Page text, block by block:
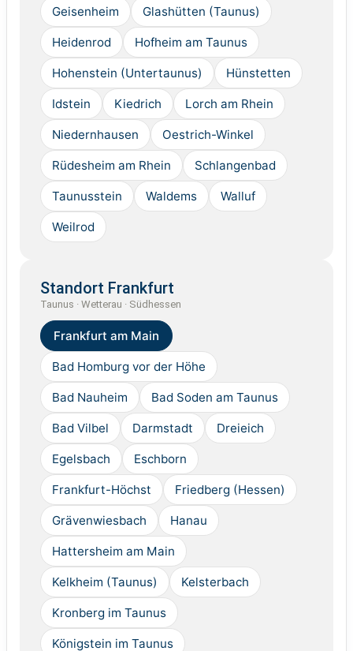
Geisenheim Glashütten (Taunus)
Heidenrod Hofheim am Taunus
Hohenstein (Untertaunus) Hünstetten
Idstein Kiedrich Lorch am Rhein
Niedernhausen Oestrich-Winkel
Rüdesheim am Rhein Schlangenbad
Taunusstein Waldems Walluf
Weilrod
Standort Frankfurt
Taunus · Wetterau · Südhessen
Frankfurt am Main
Bad Homburg vor der Höhe
Bad Nauheim Bad Soden am Taunus
Bad Vilbel Darmstadt Dreieich
Egelsbach Eschborn
Frankfurt-Höchst Friedberg (Hessen)
Grävenwiesbach Hanau
Hattersheim am Main
Kelkheim (Taunus) Kelsterbach
Kronberg im Taunus
Königstein im Taunus